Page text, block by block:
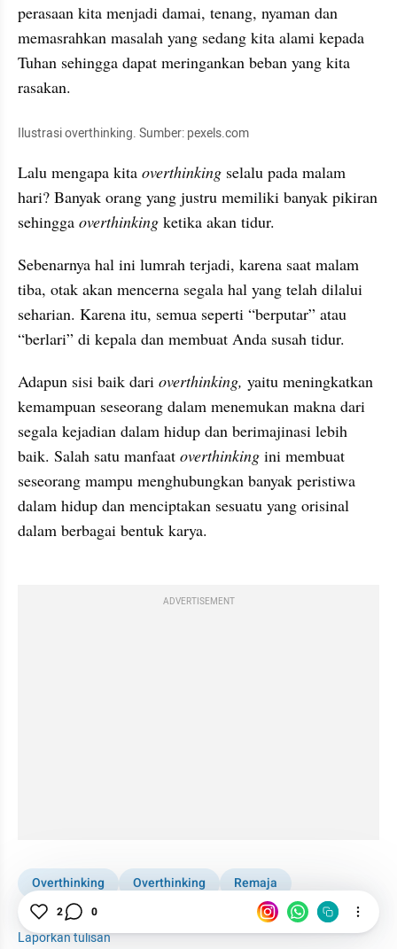
perasaan kita menjadi damai, tenang, nyaman dan
memasrahkan masalah yang sedang kita alami kepada
Tuhan sehingga dapat meringankan beban yang kita
rasakan.
Ilustrasi overthinking. Sumber: pexels.com
Lalu mengapa kita overthinking selalu pada malam
hari? Banyak orang yang justru memiliki banyak pikiran
sehingga overthinking ketika akan tidur.
Sebenarnya hal ini lumrah terjadi, karena saat malam
tiba, otak akan mencerna segala hal yang telah dilalui
seharian. Karena itu, semua seperti “berputar” atau
“berlari” di kepala dan membuat Anda susah tidur.
Adapun sisi baik dari overthinking, yaitu meningkatkan
kemampuan seseorang dalam menemukan makna dari
segala kejadian dalam hidup dan berimajinasi lebih
baik. Salah satu manfaat overthinking ini membuat
seseorang mampu menghubungkan banyak peristiwa
dalam hidup dan menciptakan sesuatu yang orisinal
dalam berbagai bentuk karya.
ADVERTISEMENT
Overthinking Overthinking
Remaja
Percintaan
Laporkan tulisan
2 0